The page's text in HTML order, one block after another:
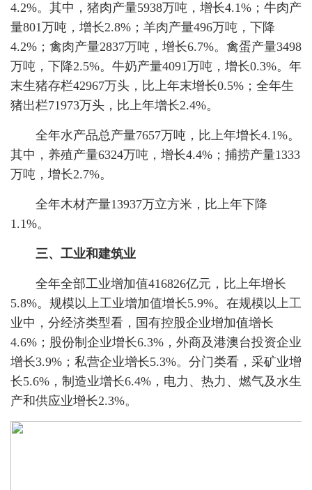
4.2%。其中，猪肉产量5938万吨，增长4.1%；牛肉产
量801万吨，增长2.8%；羊肉产量496万吨，下降
4.2%；禽肉产量2837万吨，增长6.7%。禽蛋产量3498
万吨，下降2.5%。牛奶产量4091万吨，增长0.3%。年
末生猪存栏42967万头，比上年末增长0.5%；全年生
猪出栏71973万头，比上年增长2.4%。
全年水产品总产量7657万吨，比上年增长4.1%。
其中，养殖产量6324万吨，增长4.4%；捕捞产量1333
万吨，增长2.7%。
全年木材产量13937万立方米，比上年下降
1.1%。
三、工业和建筑业
全年全部工业增加值416826亿元，比上年增长
5.8%。规模以上工业增加值增长5.9%。在规模以上工
业中，分经济类型看，国有控股企业增加值增长
4.6%；股份制企业增长6.3%，外商及港澳台投资企业
增长3.9%；私营企业增长5.3%。分门类看，采矿业增
长5.6%，制造业增长6.4%，电力、热力、燃气及水生
产和供应业增长2.3%。